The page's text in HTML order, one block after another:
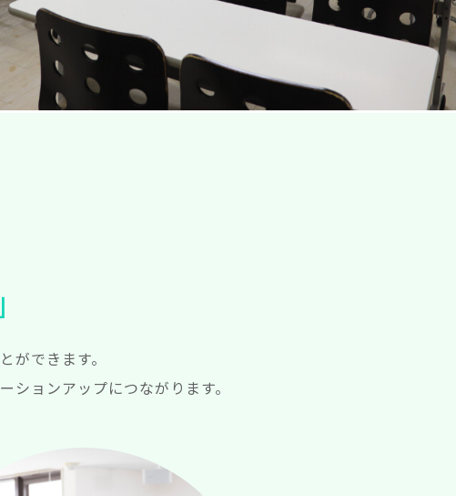
ができます。
ョンアップにつながります。